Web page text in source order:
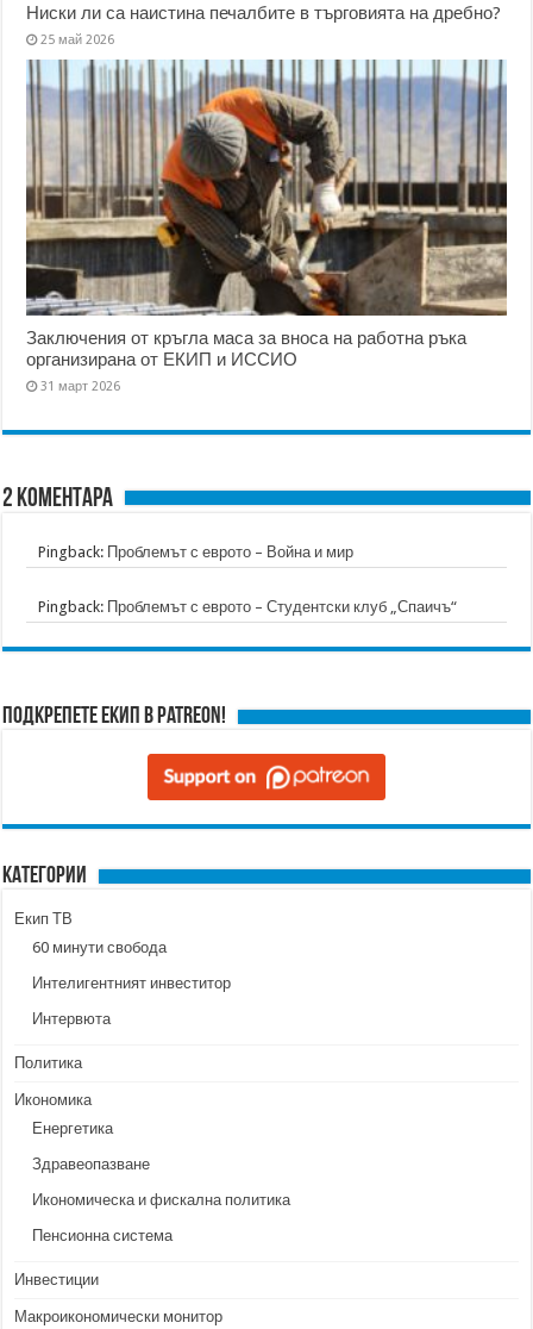
Ниски ли са наистина печалбите в търговията на дребно?
25 май 2026
Заключения от кръгла маса за вноса на работна ръка
организирана от ЕКИП и ИССИО
31 март 2026
2 коментара
Pingback: Проблемът с еврото – Война и мир
Pingback: Проблемът с еврото – Студентски клуб „Спаичъ“
Подкрепете ЕКИП в Patreon!
Категории
Екип ТВ
60 минути свобода
Интелигентният инвеститор
Интервюта
Политика
Икономика
Енергетика
Здравеопазване
Икономическа и фискална политика
Пенсионна система
Инвестиции
Макроикономически монитор